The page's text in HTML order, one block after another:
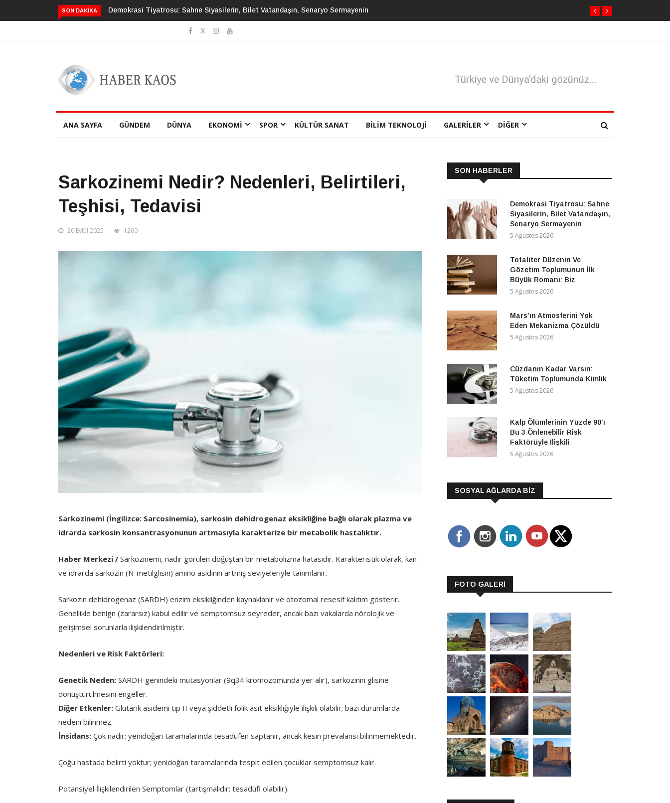
SON DAKIKA
Bilet Vatandaşın, Senaryo SermayeninTotaliter Düzenin Ve Gözetim Toplumunun İlk Büyük Romanı: Biz
ANA SAYFA GÜNDEM DÜNYA EKONOMI SPOR KÜLTÜR SANAT BILIM TEKNOLOJI GALERILER DIĞER
Sarkozinemi Nedir? Nedenleri, Belirtileri,
Teşhisi, Tedavisi
20 Eylül 2025 1200
Sarkozinemi (İngilizce: Sarcosinemia), sarkosin dehidrogenaz eksikliğine bağlı olarak plazma ve
idrarda sarkosin konsantrasyonunun artmasıyla karakterize bir metabolik hastalıktır.
Haber Merkezi / Sarkozinemi, nadir görülen doğuştan bir metabolizma hatasıdır. Karakteristik olarak, kan
ve idrarda sarkozin (N-metilglisin) amino asidinin artmış seviyeleriyle tanımlanır.
Sarkozin dehidrogenaz (SARDH) enzim eksikliğinden kaynaklanır ve otozomal resesif kalıtım gösterir.
Genellikle benign (zararsız) kabul edilir ve semptomsuz seyreder, ancak bazı vakalarda nörolojik ve
gelişimsel sorunlarla ilişkilendirilmiştir.
Nedenleri ve Risk Faktörleri:
Genetik Neden: SARDH genindeki mutasyonlar (9q34 kromozomunda yer alır), sarkozinin glisine
dönüştürülmesini engeller.
Diğer Etkenler: Glutarik asidemi tip II veya şiddetli folik asit eksikliğiyle ilişkili olabilir; bazı durumlarda
nedeni bilinmez.
İnsidans: Çok nadir; yenidoğan taramalarında tesadüfen saptanır, ancak kesin prevalansı bilinmemektedir.
Çoğu hastada belirti yoktur; yenidoğan taramalarında tespit edilen çocuklar semptomsuz kalır.
Potansiyel İlişkilendirilen Semptomlar (tartışmalıdır; tesadüfi olabilir):
SON HABERLER
Demokrasi Tiyatrosu: Sahne
Siyasilerin, Bilet Vatandaşın,
Senaryo Sermayenin
5 Ağustos 2026
Totaliter Düzenin Ve
Gözetim Toplumunun İlk
Büyük Romanı: Biz
5 Ağustos 2026
Mars’ın Atmosferini Yok
Eden Mekanizma Çözüldü
5 Ağustos 2026
Cüzdanın Kadar Varsın:
Tüketim Toplumunda Kimlik
5 Ağustos 2026
Kalp Ölümlerinin Yüzde 90’ı
Bu 3 Önlenebilir Risk
Faktörüyle İlişkili
5 Ağustos 2026
SOSYAL AĞLARDA BİZ
FOTO GALERİ